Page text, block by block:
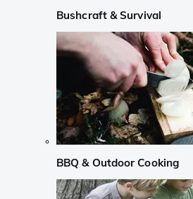
Bushcraft & Survival
BBQ & Outdoor Cooking